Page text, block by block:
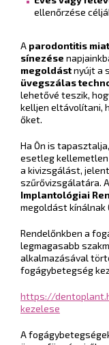
ellenőrzése
A parodontitis
sínezése
megoldástnyújt a
üvegszálas
lehetővé teszik,
kelljen eltávolítani,
őket.
Ha Ön is
esetleg kellemetlen
a kivizsgálást,
szűrővizsgálatára. A
Implantológiai
megoldást kínálnak
Rendelőnkben a
legmagasabb
alkalmazásával
fogágybetegség
https://
kezelese
A